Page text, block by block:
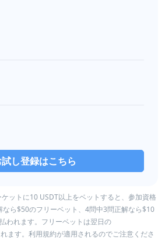
し登録はこちら
ットに10 USDT以上をベットすると、参加資格
ら$50のフリーベット、4問中3問正解なら$10
われます。フリーベットは翌日の
ます。利用規約が適用されるのでご注意くださ